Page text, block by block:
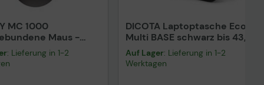
MC 1000
Maus -
: Lieferung in 1-2
DICOTA Laptoptasche Eco
Multi BASE schwarz bis 43,9
cm (17,3 Zoll)
Auf Lager: Lieferung in 1-2
Werktagen